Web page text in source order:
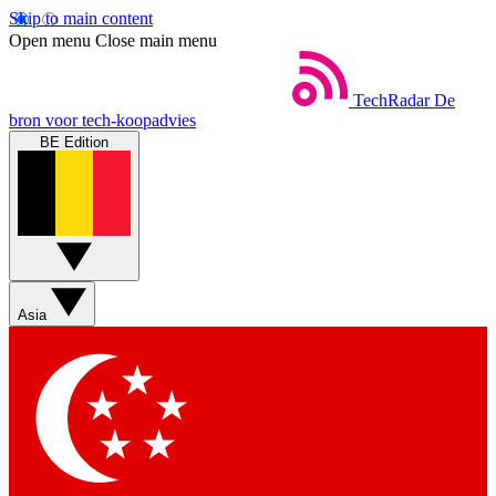
Skip to main content
Open menu Close main menu
TechRadar De
bron voor tech-koopadvies
BE Edition
Asia